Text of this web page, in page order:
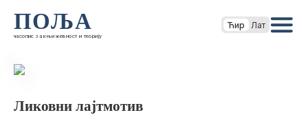
ПОЉА
часопис за књижевност и теорију
Ћир Лат
Ликовни лајтмотив